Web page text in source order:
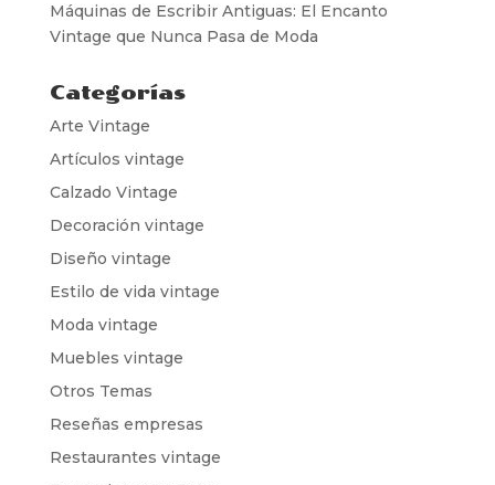
Máquinas de Escribir Antiguas: El Encanto
Vintage que Nunca Pasa de Moda
Categorías
Arte Vintage
Artículos vintage
Calzado Vintage
Decoración vintage
Diseño vintage
Estilo de vida vintage
Moda vintage
Muebles vintage
Otros Temas
Reseñas empresas
Restaurantes vintage